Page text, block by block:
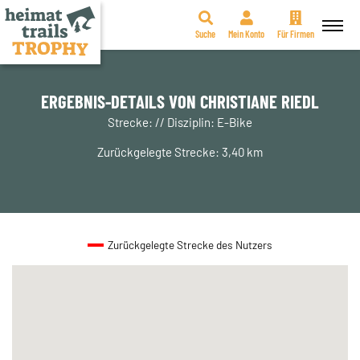
Zum
springen
Suche Mein Konto Für Firmen
ERGEBNIS-DETAILS VON CHRISTIANE RIEDL
Strecke: // Disziplin: E-Bike
Zurückgelegte Strecke: 3,40 km
Zurückgelegte Strecke des Nutzers